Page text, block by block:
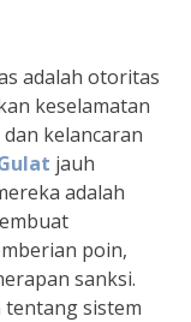
adalah otoritas
keselamatan
kelancaran
jauh
adalah
poin,
sanksi.
tentang sistem